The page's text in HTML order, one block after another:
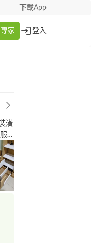
下載App
家 登入
潢
務
源
家